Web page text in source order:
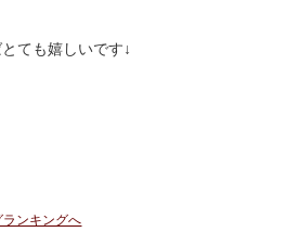
ても嬉しいです↓
ンキングへ